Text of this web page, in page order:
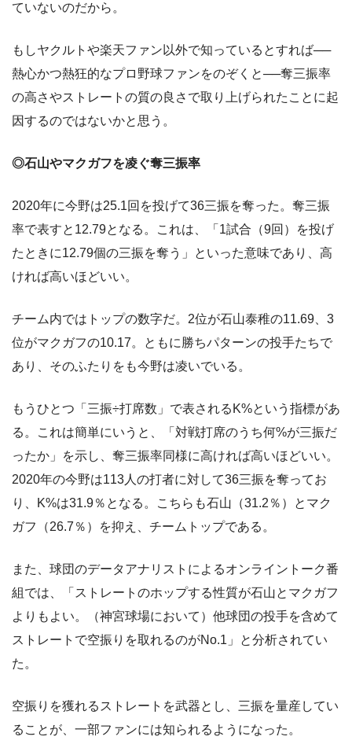
ていないのだから。
もしヤクルトや楽天ファン以外で知っているとすれば──
熱心かつ熱狂的なプロ野球ファンをのぞくと──奪三振率
の高さやストレートの質の良さで取り上げられたことに起
因するのではないかと思う。
◎石山やマクガフを凌ぐ奪三振率
2020年に今野は25.1回を投げて36三振を奪った。奪三振
率で表すと12.79となる。これは、「1試合（9回）を投げ
たときに12.79個の三振を奪う」といった意味であり、高
ければ高いほどいい。
チーム内ではトップの数字だ。2位が石山泰稚の11.69、3
位がマクガフの10.17。ともに勝ちパターンの投手たちで
あり、そのふたりをも今野は凌いでいる。
もうひとつ「三振÷打席数」で表されるK%という指標があ
る。これは簡単にいうと、「対戦打席のうち何%が三振だ
ったか」を示し、奪三振率同様に高ければ高いほどいい。
2020年の今野は113人の打者に対して36三振を奪ってお
り、K%は31.9％となる。こちらも石山（31.2％）とマク
ガフ（26.7％）を抑え、チームトップである。
また、球団のデータアナリストによるオンライントーク番
組では、「ストレートのホップする性質が石山とマクガフ
よりもよい。（神宮球場において）他球団の投手を含めて
ストレートで空振りを取れるのがNo.1」と分析されてい
た。
空振りを獲れるストレートを武器とし、三振を量産してい
ることが、一部ファンには知られるようになった。